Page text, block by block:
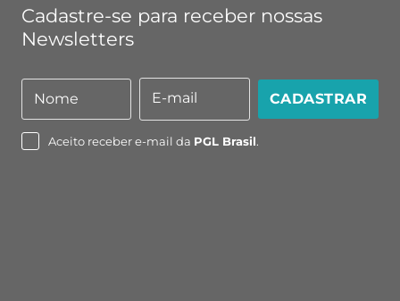
Cadastre-se para receber nossas
Newsletters
Nome
Nome
mail
E-mail CADASTRAR
Aceito receber e-mail da PGL Brasil.